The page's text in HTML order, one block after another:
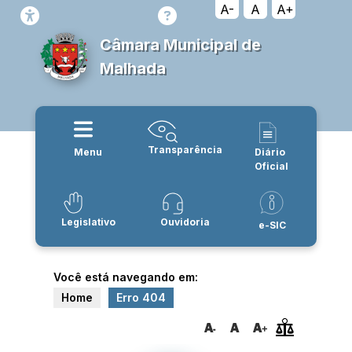
A- A A+
Câmara Municipal de
Malhada
Menu Transparência
Diário
Oficial
Legislativo Ouvidoria e-SIC
Você está navegando em:
Home
Erro 404